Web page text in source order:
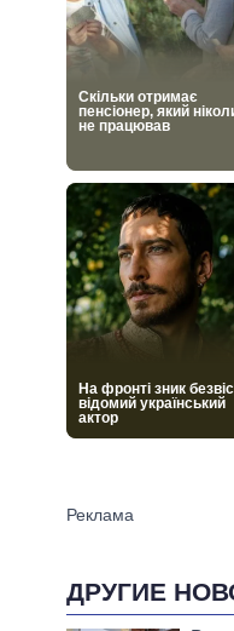
ДРУГИЕ